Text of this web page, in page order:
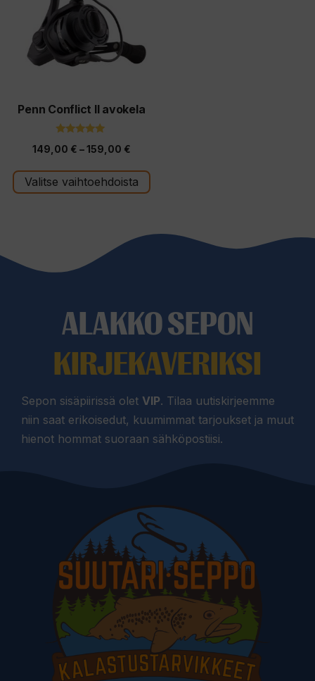
Penn Conflict II avokela
5:stä
149,00 € – 159,00 €Hintaluokka:
-
Valitse vaihtoehdoista
useampi
muunnelma.
Voit
tehdä
tuotteen
ALAKKO SEPON
KIRJEKAVERIKSI
Sepon sisäpiirissä olet VIP. Tilaa uutiskirjeemme
niin saat erikoisedut, kuumimmat tarjoukset ja muut
hienot hommat suoraan sähköpostiisi.